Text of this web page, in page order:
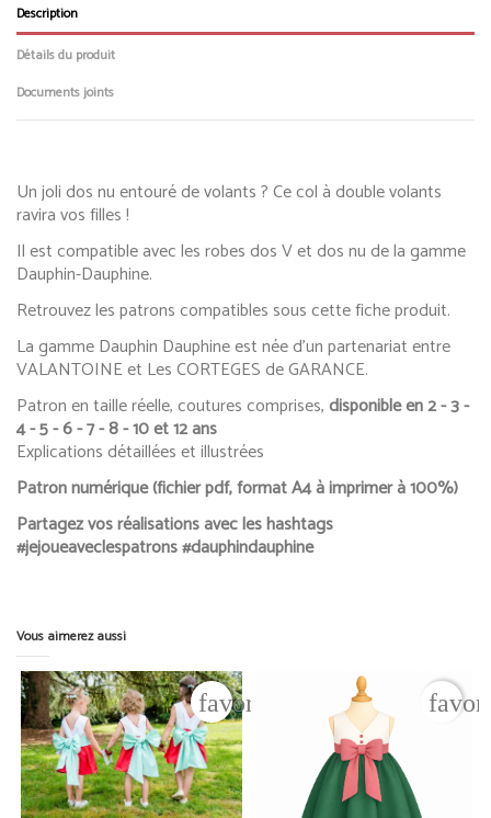
Description
Détails du produit
Documents joints
Un joli dos nu entouré de volants ? Ce col à double volants
ravira vos filles !
Il est compatible avec les robes dos V et dos nu de la gamme
Dauphin-Dauphine.
Retrouvez les patrons compatibles sous cette fiche produit.
La gamme Dauphin Dauphine est née d'un partenariat entre
VALANTOINE et Les CORTEGES de GARANCE.
Patron en taille réelle, coutures comprises,disponible en2 - 3 -
4 - 5 - 6 - 7 - 8 - 10 et 12 ans
Explications détaillées et illustrées
Patron numérique (fichier pdf, format A4 à imprimer à 100%)
Partagez vos réalisations avec les hashtags
#jejoueaveclespatrons #dauphindauphine
Vous aimerez aussi
favorite_border